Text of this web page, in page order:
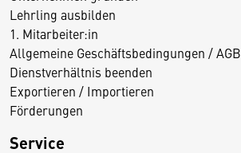
Lehrling ausbilden
1. Mitarbeiter:in
Allgemeine Geschäftsbedingungen / AGB
Dienstverhältnis beenden
Exportieren / Importieren
Förderungen
Service